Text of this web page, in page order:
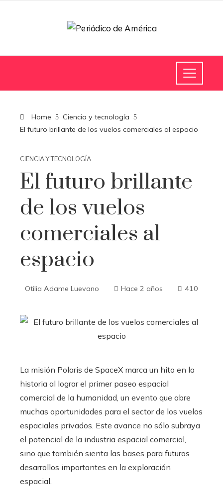
Home
Ciencia y tecnología
El futuro brillante de los vuelos comerciales al espacio
CIENCIA Y TECNOLOGÍA
El futuro brillante
de los vuelos
comerciales al
espacio
Otilia Adame Luevano Hace 2 años 410
La misión Polaris de SpaceX marca un hito en la
historia al lograr el primer paseo espacial
comercial de la humanidad, un evento que abre
muchas oportunidades para el sector de los vuelos
espaciales privados. Este avance no sólo subraya
el potencial de la industria espacial comercial,
sino que también sienta las bases para futuros
desarrollos importantes en la exploración
espacial.